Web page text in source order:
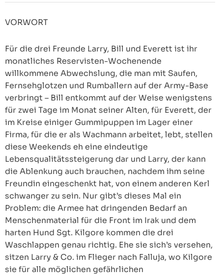
VORWORT
Für die drei Freunde Larry, Bill und Everett ist ihr
monatliches Reservisten-Wochenende
willkommene Abwechslung, die man mit Saufen,
Fernsehglotzen und Rumballern auf der Army-Base
verbringt – Bill entkommt auf der Weise wenigstens
für zwei Tage im Monat seiner Alten, für Everett, der
im Kreise einiger Gummipuppen im Lager einer
Firma, für die er als Wachmann arbeitet, lebt, stellen
diese Weekends eh eine eindeutige
Lebensqualitätssteigerung dar und Larry, der kann
die Ablenkung auch brauchen, nachdem ihm seine
Freundin eingeschenkt hat, von einem anderen Kerl
schwanger zu sein. Nur gibt’s dieses Mal ein
Problem: die Armee hat dringenden Bedarf an
Menschenmaterial für die Front im Irak und dem
harten Hund Sgt. Kilgore kommen die drei
Waschlappen genau richtig. Ehe sie sich’s versehen,
sitzen Larry & Co. im Flieger nach Falluja, wo Kilgore
sie für alle möglichen gefährlichen